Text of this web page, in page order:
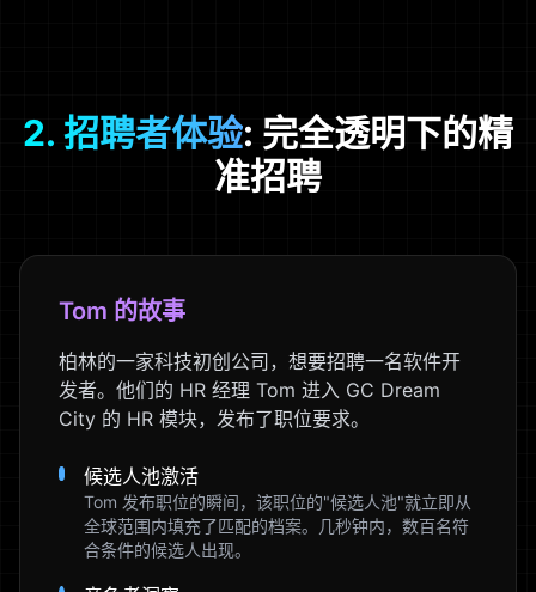
2. 招聘者体验: 完全透明下的精
准招聘
Tom 的故事
柏林的一家科技初创公司，想要招聘一名软件开
发者。他们的 HR 经理 Tom 进入 GC Dream
City 的 HR 模块，发布了职位要求。
候选人池激活
Tom 发布职位的瞬间，该职位的"候选人池"就立即从
全球范围内填充了匹配的档案。几秒钟内，数百名符
合条件的候选人出现。